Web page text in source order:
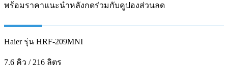
พร้อมราคาแนะนำหลังกดร่วมกับคูปองส่วนลด
Haier รุ่น HRF-209MNI
7.6 คิว / 216 ลิตร